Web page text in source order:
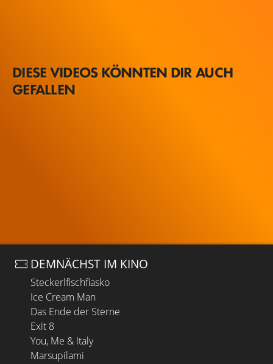
DIESE VIDEOS KÖNNTEN DIR AUCH
GEFALLEN
DEMNÄCHST IM KINO
Steckerlfischfiasko
Ice Cream Man
Das Ende der Sterne
Exit 8
You, Me & Italy
Marsupilami